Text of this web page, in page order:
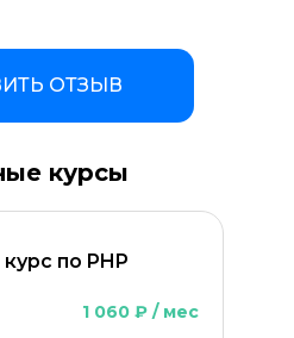
ОТЗЫВ
курсы
по PHP
1 060 ₽ / мес